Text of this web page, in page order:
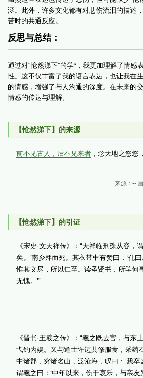
涵。此外，许多文化都有对悲伤流泪的描述
苦时的共通反应。
反思与总结：
通过对“怆然涕下”的学*，我更加理解了情感
性。这不仅丰富了我的语言表达，也让我在
的情感，增强了与人沟通的深度。在未来的
情感的传达与理解。
【怆然涕下】的来源
前不见古人，后不见来者 ，念天地之悠悠
来源：--
【怆然涕下】的引证
《宋史·文天祥传》：“天祥临刑殊从容，
矣。’南乡拜而死。其衣带中有赞曰：‘孔
惟其义尽，所以仁至。读圣贤书，所学何
无愧。’”
《晋书·王羲之传》：“羲之既去官，与东
弋钓为娱。又与道士许迈共修服食，采药
中诸郡，穷诸名山，泛沧海，叹曰：‘我卒
谓羲之曰：‘中年以来，伤于哀乐，与亲友